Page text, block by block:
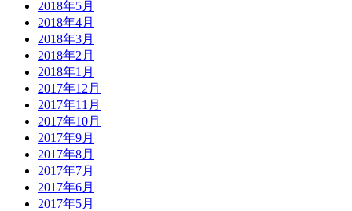
2018年5月
2018年4月
2018年3月
2018年2月
2018年1月
2017年12月
2017年11月
2017年10月
2017年9月
2017年8月
2017年7月
2017年6月
2017年5月